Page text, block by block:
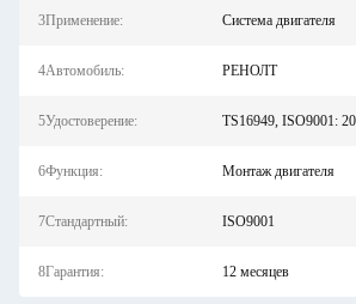
3Применение: Система двигателя
4Автомобиль: РЕНОЛТ
5Удостоверение: TS16949, ISO9001:
6Функция: Монтаж двигателя
7Стандартный: ISO9001
8Гарантия: 12 месяцев